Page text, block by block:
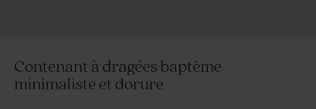
Contenant à dragées baptême
minimaliste et dorure